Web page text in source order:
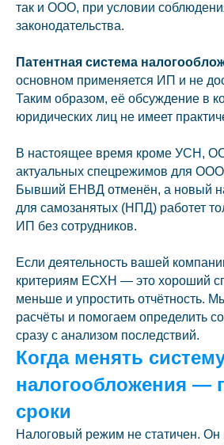
так и ООО, при условии
законодательства.
Патентная система
основном применяется ИП и не
Таким образом, её обсуждение в
юридических лиц не имеет
В настоящее время кроме УСН,
актуальных спецрежимов для ООО
Бывший ЕНВД отменён, а новый
для самозанятых (НПД) работет
ИП без сотрудников.
Если деятельность вашей
критериям ЕСХН — это хороший
меньше и упростить отчётность.
расчёты и помогаем определить
сразу с анализом последствий.
Когда менять
налогообложения —
сроки
Налоговый режим не статичен. Он